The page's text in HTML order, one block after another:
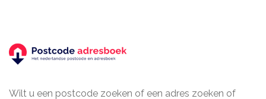
Wilt u een postcode zoeken of een adres zoeken of